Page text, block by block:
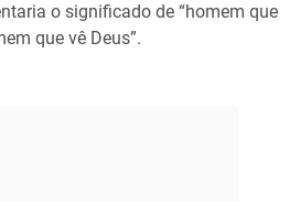
o significado de “homem que
que vê Deus”.